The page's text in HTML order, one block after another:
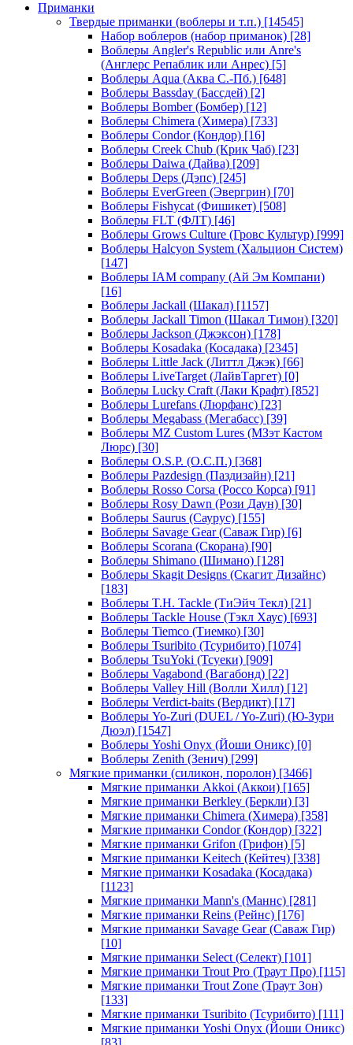
Приманки
Твердые приманки (воблеры и т.п.) [14545]
Набор воблеров (набор приманок) [28]
Воблеры Angler's Republic или Anre's
(Англерс Репаблик или Анрес) [5]
Воблеры Aqua (Аква С.-Пб.) [648]
Воблеры Bassday (Бассдей) [2]
Воблеры Bomber (Бомбер) [12]
Воблеры Chimera (Химера) [733]
Воблеры Condor (Кондор) [16]
Воблеры Creek Chub (Крик Чаб) [23]
Воблеры Daiwa (Дайва) [209]
Воблеры Deps (Дэпс) [245]
Воблеры EverGreen (Эвергрин) [70]
Воблеры Fishycat (Фишикет) [508]
Воблеры FLT (ФЛТ) [46]
Воблеры Grows Culture (Гровс Культур) [999]
Воблеры Halcyon System (Хальцион Систем)
[147]
Воблеры IAM company (Ай Эм Компани)
[16]
Воблеры Jackall (Шакал) [1157]
Воблеры Jackall Timon (Шакал Тимон) [320]
Воблеры Jackson (Джэксон) [178]
Воблеры Kosadaka (Косадака) [2345]
Воблеры Little Jack (Литтл Джэк) [66]
Воблеры LiveTarget (ЛайвТаргет) [0]
Воблеры Lucky Craft (Лаки Крафт) [852]
Воблеры Lurefans (Люрфанс) [23]
Воблеры Megabass (Мегабасс) [39]
Воблеры MZ Custom Lures (МЗэт Кастом
Люрс) [30]
Воблеры O.S.P. (О.С.П.) [368]
Воблеры Pazdesign (Паздизайн) [21]
Воблеры Rosso Corsa (Россо Корса) [91]
Воблеры Rosy Dawn (Рози Даун) [30]
Воблеры Saurus (Саурус) [155]
Воблеры Savage Gear (Саваж Гир) [6]
Воблеры Scorana (Скорана) [90]
Воблеры Shimano (Шимано) [128]
Воблеры Skagit Designs (Скагит Дизайнс)
[183]
Воблеры T.H. Tackle (ТиЭйч Текл) [21]
Воблеры Tackle House (Тэкл Хаус) [693]
Воблеры Tiemco (Тиемко) [30]
Воблеры Tsuribito (Тсурибито) [1074]
Воблеры TsuYoki (Тсуеки) [909]
Воблеры Vagabond (Вагабонд) [22]
Воблеры Valley Hill (Волли Хилл) [12]
Воблеры Verdict-baits (Вердикт) [17]
Воблеры Yo-Zuri (DUEL / Yo-Zuri) (Ю-Зури
Дюэл) [1547]
Воблеры Yoshi Onyx (Йоши Оникс) [0]
Воблеры Zenith (Зенич) [299]
Мягкие приманки (силикон, поролон) [3466]
Мягкие приманки Akkoi (Аккои) [165]
Мягкие приманки Berkley (Беркли) [3]
Мягкие приманки Chimera (Химера) [358]
Мягкие приманки Condor (Кондор) [322]
Мягкие приманки Grifon (Грифон) [5]
Мягкие приманки Keitech (Кейтеч) [338]
Мягкие приманки Kosadaka (Косадака)
[1123]
Мягкие приманки Mann's (Маннс) [281]
Мягкие приманки Reins (Рейнс) [176]
Мягкие приманки Savage Gear (Саваж Гир)
[10]
Мягкие приманки Select (Селект) [101]
Мягкие приманки Trout Pro (Траут Про) [115]
Мягкие приманки Trout Zone (Траут Зон)
[133]
Мягкие приманки Tsuribito (Тсурибито) [111]
Мягкие приманки Yoshi Onyx (Йоши Оникс)